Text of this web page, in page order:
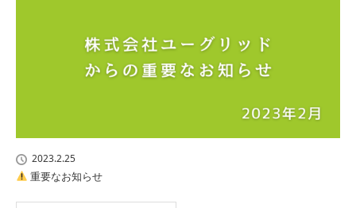
2023.2.25
重要なお知らせ